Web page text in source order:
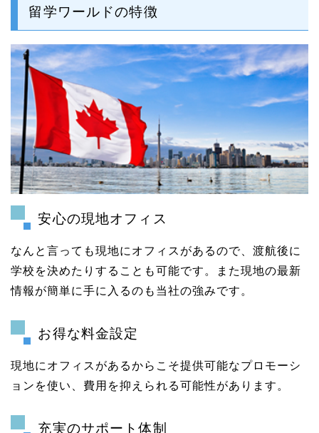
留学ワールドの特徴
安心の現地オフィス
なんと言っても現地にオフィスがあるので、渡航後に
学校を決めたりすることも可能です。また現地の最新
情報が簡単に手に入るのも当社の強みです。
お得な料金設定
現地にオフィスがあるからこそ提供可能なプロモーシ
ョンを使い、費用を抑えられる可能性があります。
充実のサポート体制